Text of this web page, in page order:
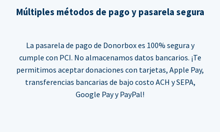
Múltiples métodos de pago y pasarela segura
La pasarela de pago de Donorbox es 100% segura y
cumple con PCI. No almacenamos datos bancarios. ¡Te
permitimos aceptar donaciones con tarjetas, Apple Pay,
transferencias bancarias de bajo costo ACH y SEPA,
Google Pay y PayPal!